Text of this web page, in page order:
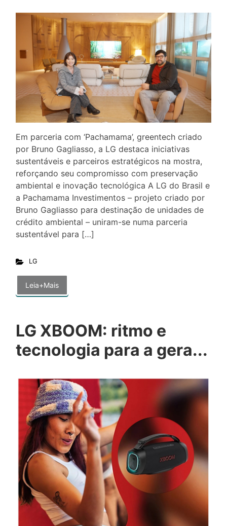
Em parceria com ‘Pachamama’, greentech criado
por Bruno Gagliasso, a LG destaca iniciativas
sustentáveis e parceiros estratégicos na mostra,
reforçando seu compromisso com preservação
ambiental e inovação tecnológica A LG do Brasil e
a Pachamama Investimentos – projeto criado por
Bruno Gagliasso para destinação de unidades de
crédito ambiental – uniram-se numa parceria
sustentável para […]
LG
Leia+Mais
LG XBOOM: ritmo e
tecnologia para a gera...